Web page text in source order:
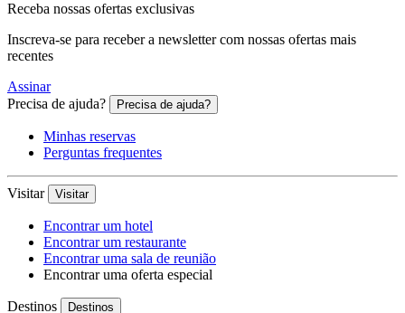
Receba nossas ofertas exclusivas
Inscreva-se para receber a newsletter com nossas ofertas mais
recentes
Assinar
Precisa de ajuda?
Precisa de ajuda?
Minhas reservas
Perguntas frequentes
Visitar Visitar
Encontrar um hotel
Encontrar um restaurante
Encontrar uma sala de reunião
Encontrar uma oferta especial
Destinos Destinos